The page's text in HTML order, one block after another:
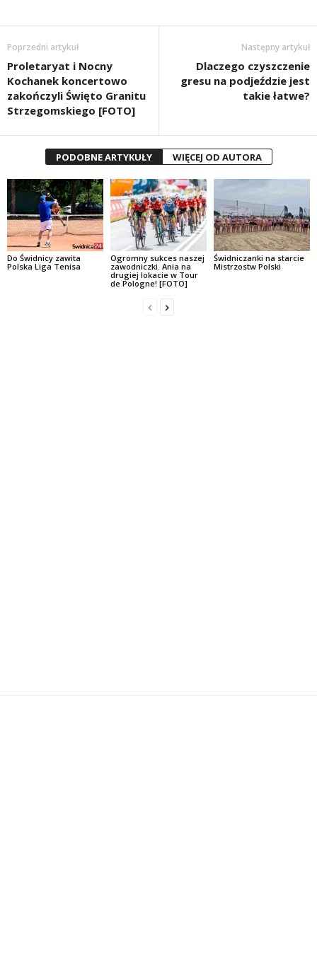
Poprzedni artykuł
Proletaryat i Nocny
Kochanek koncertowo
zakończyli Święto Granitu
Strzegomskiego [FOTO]
Następny artykuł
Dlaczego czyszczenie
gresu na podjeździe jest
takie łatwe?
PODOBNE ARTYKUŁY WIĘCEJ OD AUTORA
Do Świdnicy zawita
Polska Liga Tenisa
Ogromny sukces naszej
zawodniczki. Ania na
drugiej lokacie w Tour
de Pologne! [FOTO]
Świdniczanki na starcie
Mistrzostw Polski